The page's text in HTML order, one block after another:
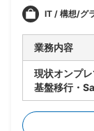
IT / 構想/グ
業務内容
現状オンプ
基盤移行・
・既存アー
しつつAzure